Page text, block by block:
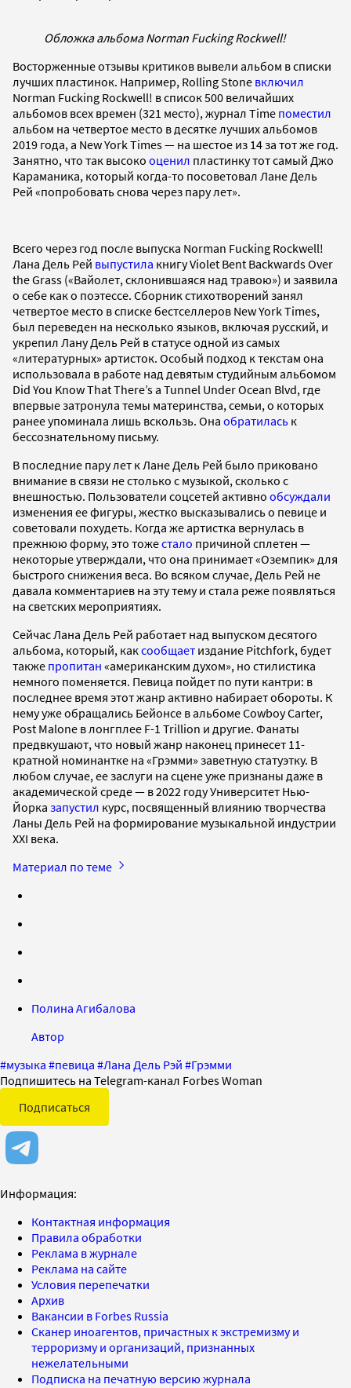
Обложка альбома Norman Fucking Rockwell!
Восторженные отзывы критиков вывели альбом в списки
лучших пластинок. Например, Rolling Stone включил
Norman Fucking Rockwell! в список 500 величайших
альбомов всех времен (321 место), журнал Time поместил
альбом на четвертое место в десятке лучших альбомов
2019 года, а New York Times — на шестое из 14 за тот же год.
Занятно, что так высоко оценил пластинку тот самый Джо
Караманика, который когда-то посоветовал Лане Дель
Рей «попробовать снова через пару лет».
Всего через год после выпуска Norman Fucking Rockwell!
Лана Дель Рей выпустила книгу Violet Bent Backwards Over
the Grass («Вайолет, склонившаяся над травою») и заявила
о себе как о поэтессе. Сборник стихотворений занял
четвертое место в списке бестселлеров New York Times,
был переведен на несколько языков, включая русский, и
укрепил Лану Дель Рей в статусе одной из самых
«литературных» артисток. Особый подход к текстам она
использовала в работе над девятым студийным альбомом
Did You Know That There’s a Tunnel Under Ocean Blvd, где
впервые затронула темы материнства, семьи, о которых
ранее упоминала лишь вскользь. Она обратилась к
бессознательному письму.
В последние пару лет к Лане Дель Рей было приковано
внимание в связи не столько с музыкой, сколько с
внешностью. Пользователи соцсетей активно обсуждали
изменения ее фигуры, жестко высказывались о певице и
советовали похудеть. Когда же артистка вернулась в
прежнюю форму, это тожестало причиной сплетен —
некоторые утверждали, что она принимает «Оземпик» для
быстрого снижения веса. Во всяком случае, Дель Рей не
давала комментариев на эту тему и стала реже появляться
на светских мероприятиях.
Сейчас Лана Дель Рей работает над выпуском десятого
альбома, который, каксообщает издание Pitchfork, будет
также пропитан «американским духом», но стилистика
немного поменяется. Певица пойдет по пути кантри: в
последнее время этот жанр активно набирает обороты. К
нему уже обращались Бейонсе в альбоме Cowboy Carter,
Post Malone в лонгплее F-1 Trillion и другие. Фанаты
предвкушают, что новый жанр наконец принесет 11-
кратной номинантке на «Грэмми» заветную статуэтку. В
любом случае, ее заслуги на сцене уже признаны даже в
академической среде — в 2022 году Университет Нью-
Йорка запустил курс, посвященный влиянию творчества
Ланы Дель Рей на формирование музыкальной индустрии
XXI века.
Материал по теме
Полина Агибалова
Автор
#музыка #певица #Лана Дель Рэй #Грэмми
Подпишитесь на Telegram-канал Forbes Woman
Подписаться
Информация:
Контактная информация
Правила обработки
Реклама в журнале
Реклама на сайте
Условия перепечатки
Архив
Вакансии в Forbes Russia
Сканер иноагентов, причастных к экстремизму и
терроризму и организаций, признанных
нежелательными
Подписка на печатную версию журнала